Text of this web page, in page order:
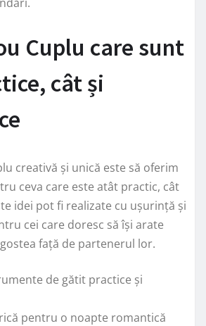
Cuplu care sunt
cât și
creativă și unică este să oferim
ceva care este atât practic, cât
idei pot fi realizate cu ușurință și
cei care doresc să își arate
față de partenerul lor.
de gătit practice și
pentru o noapte romantică